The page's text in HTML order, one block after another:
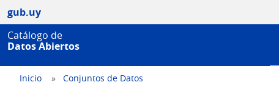
gub.uy
Catálogo de
Datos Abiertos
Inicio Conjuntos de Datos